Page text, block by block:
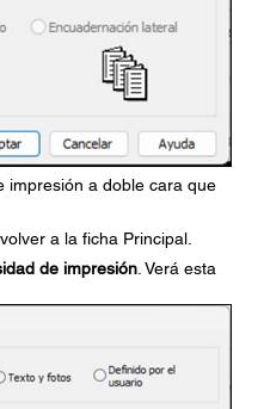
impresión a doble cara que
a la ficha Principal.
de impresión . Verá esta